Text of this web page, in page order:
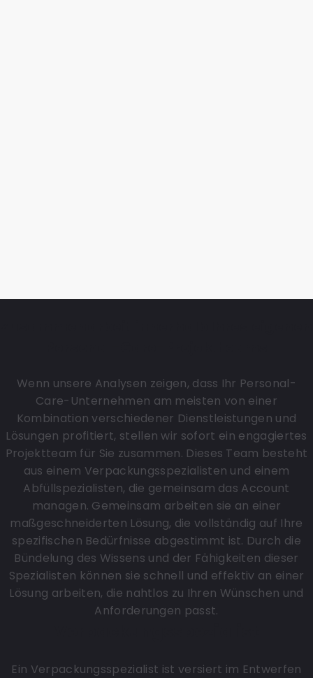
Wenn unsere Analysen zeigen, dass Ihr Personal-
Care-Unternehmen am meisten von einer
Kombination verschiedener Dienstleistungen und
Lösungen profitiert, stellen wir sofort ein engagiertes
Projektteam für Sie zusammen. Dieses Team besteht
aus einem Verpackungsspezialisten und einem
Abfüllspezialisten, die gemeinsam das Account
managen. Gemeinsam arbeiten sie an einer
maßgeschneiderten Lösung, die vollständig auf Ihre
spezifischen Bedürfnisse abgestimmt ist. Durch die
Bündelung des Wissens und der Fähigkeiten dieser
Spezialisten können sie schnell und effektiv an einer
Lösung arbeiten, die nahtlos zu Ihren Wünschen und
Anforderungen passt.
Ein Verpackungsspezialist ist versiert im Entwerfen